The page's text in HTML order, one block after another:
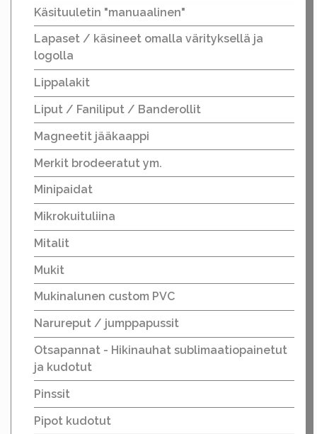
Käsituuletin "manuaalinen"
Lapaset / käsineet omalla värityksellä ja
logolla
Lippalakit
Liput / Faniliput / Banderollit
Magneetit jääkaappi
Merkit brodeeratut ym.
Minipaidat
Mikrokuituliina
Mitalit
Mukit
Mukinalunen custom PVC
Narureput / jumppapussit
Otsapannat - Hikinauhat sublimaatiopainetut
ja kudotut
Pinssit
Pipot kudotut